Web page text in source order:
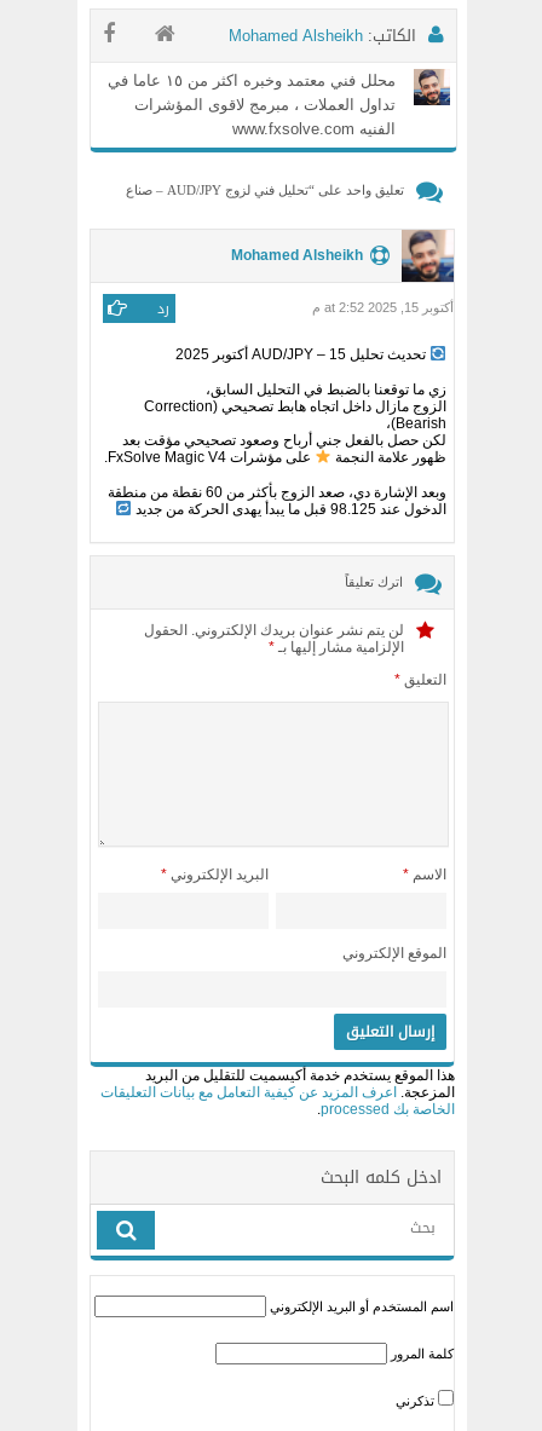
الكاتب: Mohamed Alsheikh
محلل فني معتمد وخبره اكثر من ١٥ عاما في
تداول العملات ، مبرمج لاقوى المؤشرات
الفنيه www.fxsolve.com
تعليق واحد على “ تحليل فني لزوج AUD/JPY – صناع
السوق يحققون الهدفين بنجاح!
Mohamed Alsheikh
أكتوبر 15, 2025 at 2:52 م رد
تحديث تحليل AUD/JPY – 15 أكتوبر 2025
زي ما توقعنا بالضبط في التحليل السابق،
الزوج مازال داخل اتجاه هابط تصحيحي (Correction
Bearish)،
لكن حصل بالفعل جني أرباح وصعود تصحيحي مؤقت بعد
ظهور علامة النجمة
على مؤشرات FxSolve Magic V4.
وبعد الإشارة دي، صعد الزوج بأكثر من 60 نقطة من منطقة
الدخول عند 98.125 قبل ما يبدأ يهدى الحركة من جديد
اترك تعليقاً
لن يتم نشر عنوان بريدك الإلكتروني. الحقول
الإلزامية مشار إليها بـ *
التعليق *
الاسم * البريد الإلكتروني *
الموقع الإلكتروني
هذا الموقع يستخدم خدمة أكيسميت للتقليل من البريد
المزعجة. اعرف المزيد عن كيفية التعامل مع بيانات التعليقات
الخاصة بك processed
ادخل كلمه البحث
اسم المستخدم أو البريد الإلكتروني
كلمة المرور
تذكرني